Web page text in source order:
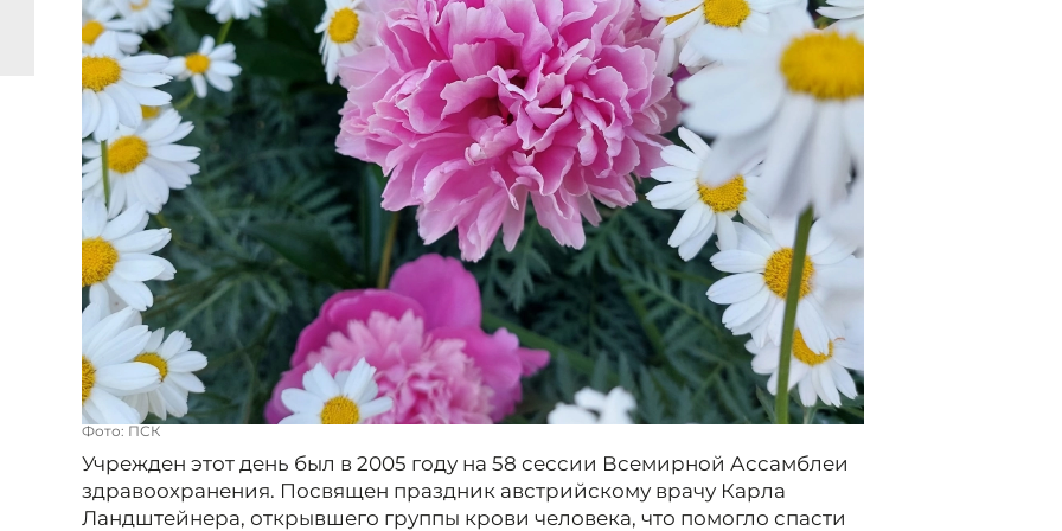
Фото: ПСК
Учрежден этот день был в 2005 году на 58 сессии Всемирной Ассамблеи
здравоохранения. Посвящен праздник австрийскому врачу Карла
Ландштейнера, открывшего группы крови человека, что помогло спасти